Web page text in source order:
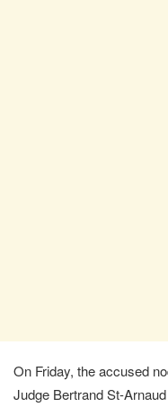
On Friday, the accused
Judge Bertrand St-